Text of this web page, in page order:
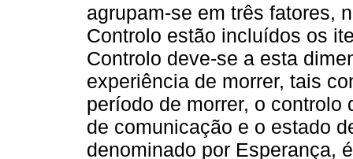
agrupam-se em três fatores,
Controlo estão incluídos os
Controlo deve-se a esta
experiência de morrer, tais
período de morrer, o
de comunicação e o estado
denominado por Esperança,